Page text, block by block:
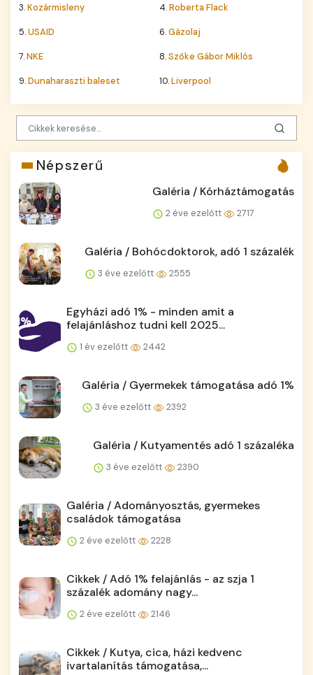
3.Kozármisleny 4.Roberta Flack
5.USAID 6.Gázolaj
7.NKE 8.Szőke Gábor Miklós
9.Dunaharaszti baleset 10.Liverpool
Népszerű
Galéria / Kórháztámogatás
2 éve ezelőtt 2717
Galéria / Bohócdoktorok, adó 1 százalék
3 éve ezelőtt 2555
Egyházi adó 1% - minden amit a
felajánláshoz tudni kell 2025...
1 év ezelőtt 2442
Galéria / Gyermekek támogatása adó 1%
3 éve ezelőtt 2392
Galéria / Kutyamentés adó 1 százaléka
3 éve ezelőtt 2390
Galéria / Adományosztás, gyermekes
családok támogatása
2 éve ezelőtt 2228
Cikkek / Adó 1% felajánlás - az szja 1
százalék adomány nagy...
2 éve ezelőtt 2146
Cikkek / Kutya, cica, házi kedvenc
ivartalanítás támogatása,...